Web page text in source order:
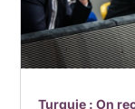
Turquie : On